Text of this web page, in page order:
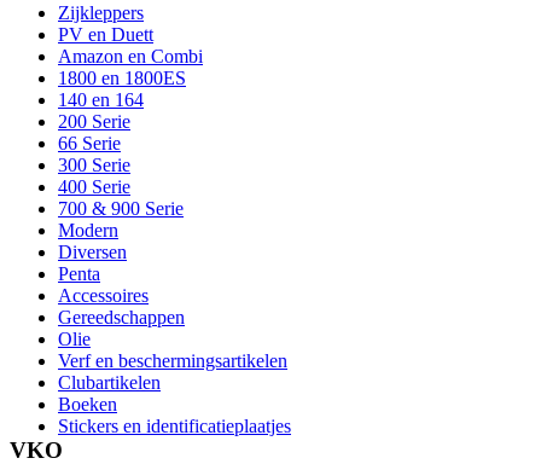
Zijkleppers
PV en Duett
Amazon en Combi
1800 en 1800ES
140 en 164
200 Serie
66 Serie
300 Serie
400 Serie
700 & 900 Serie
Modern
Diversen
Penta
Accessoires
Gereedschappen
Olie
Verf en beschermingsartikelen
Clubartikelen
Boeken
Stickers en identificatieplaatjes
VKO